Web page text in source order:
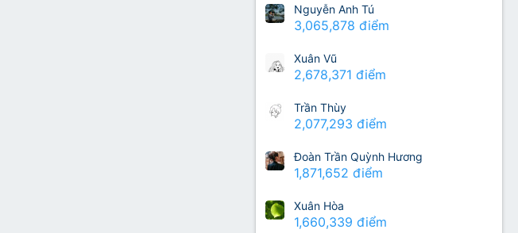
Nguyễn Anh Tú
3,065,878 điểm
Xuân Vũ
2,678,371 điểm
Trần Thùy
2,077,293 điểm
Đoàn Trần Quỳnh Hương
1,871,652 điểm
Xuân Hòa
1,660,339 điểm